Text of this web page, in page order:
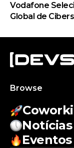
Vodafone
Global de
Browse
Notícias
Eventos